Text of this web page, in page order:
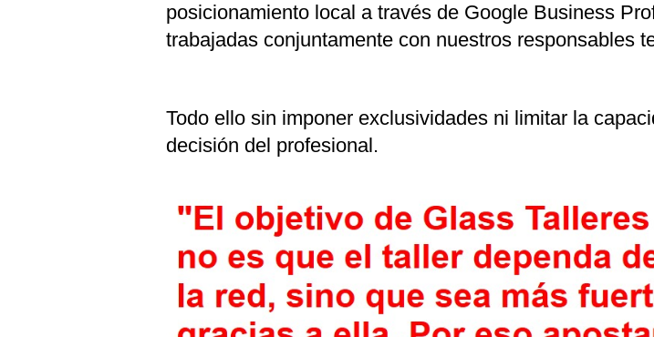
posicionamiento local a través de Google Business
trabajadas conjuntamente con nuestros responsables
Todo ello sin imponer exclusividades ni limitar la
decisión del profesional.